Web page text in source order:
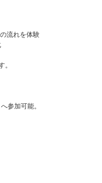
流れを体験
。
参加可能。